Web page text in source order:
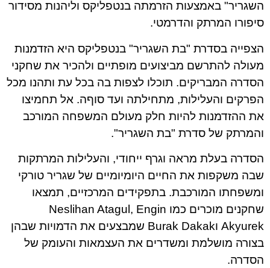
השגריר" באמצעות הזרמתה בנטפליקס וליהנות מסידור
סיפורו המרתק והדרמטי.
הצפייה בסדרת "בת השגריר" בנטפליקס היא הזדמנות
מעולה להתרשם מביצועים מופתיים ולהכיר את שחקני
הסדרה המבריקים. תוכלו לצפות בה בכל עת ותהנו מכל
הפרקים והעלילות, מתחילתה ועד סוףה. אל תחמיצו
את ההזדמנות להיות חלק מעולם המשפחה המורכב
והמרתק של סדרת "בת השגריר".
הסדרה בעלת מראה וגרף ייחודי, והעלילות המרתקות
שבה משקפות את החיים היומיומיים של שגריר טורקי
ומשפחתו המורכבת. בתפקידים המרכזיים, תמצאו
שחקנים מוכרים כמו Neslihan Atagul, Engin
Akyurek וBurak Dakak שמבצעים את הדמויות שבהן
בצורה מושלמת ומשדרים את העצמאות והעומק של
הסדרה.